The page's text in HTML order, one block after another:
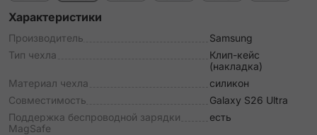
Характеристики
Производитель
Samsung
Тип чехла
Клип-кейс
(накладка)
Материал чехла
силикон
Совместимость
Galaxy S26 Ultra
Поддержка беспроводной зарядки
MagSafe
есть